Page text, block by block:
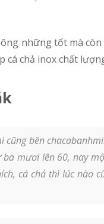
những tốt mà
cá chả inox chất
bên
mươi lên 60, nay
cá chả thì lúc nào